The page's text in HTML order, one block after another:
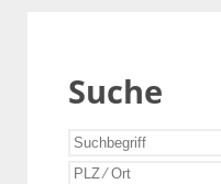
Suche